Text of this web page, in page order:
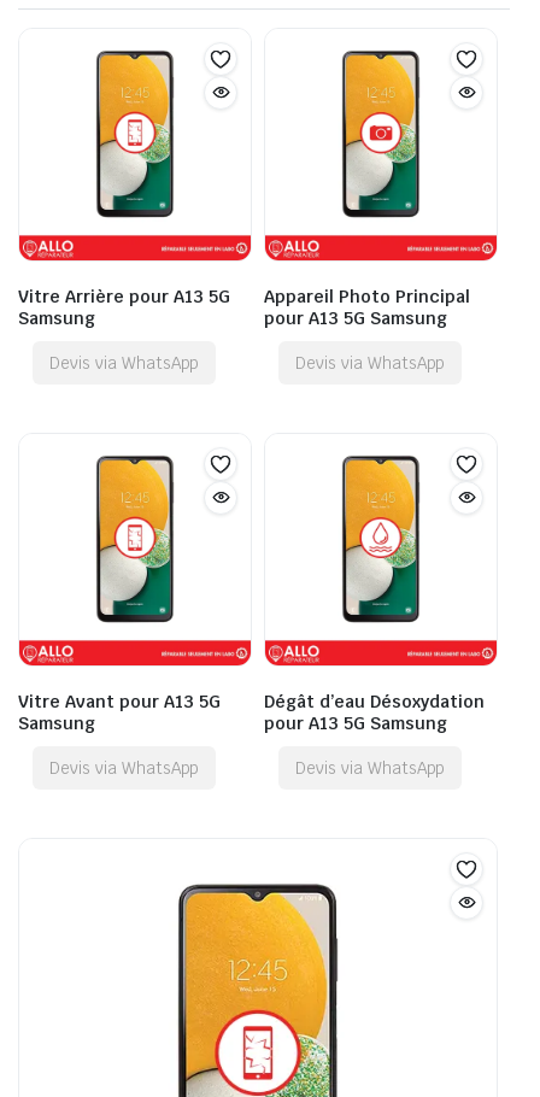
Vitre Arrière pour A13 5G
Samsung
Devis via WhatsApp
Appareil Photo Principal
pour A13 5G Samsung
Devis via WhatsApp
Vitre Avant pour A13 5G
Samsung
Devis via WhatsApp
Dégât d’eau Désoxydation
pour A13 5G Samsung
Devis via WhatsApp